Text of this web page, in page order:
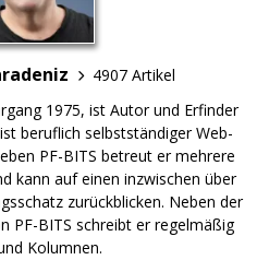
4907 Artikel
1975, ist Autor und Erfinder
beruflich selbstständiger Web-
PF-BITS betreut er mehrere
kann auf einen inzwischen über
zurückblicken. Neben der
PF-BITS schreibt er regelmäßig
Kolumnen.